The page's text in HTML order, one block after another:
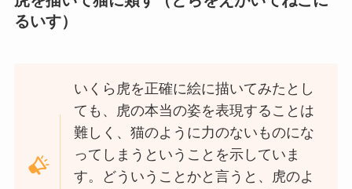
るいす）
いくら虎を正確に絵に描いてみたとし
ても、虎の本当の姿を表現することは
難しく、猫のように力のないものにな
ってしまうということを示していま
す。どういうことかと言うと、虎のよ